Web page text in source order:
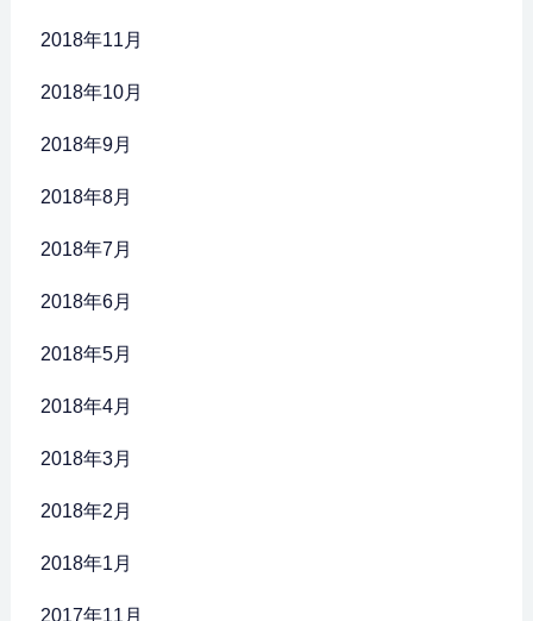
2018年11月
2018年10月
2018年9月
2018年8月
2018年7月
2018年6月
2018年5月
2018年4月
2018年3月
2018年2月
2018年1月
2017年11月